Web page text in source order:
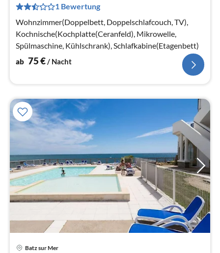
1 Bewertung
Wohnzimmer(Doppelbett, Doppelschlafcouch, TV),
Kochnische(Kochplatte(Ceranfeld), Mikrowelle,
Spülmaschine, Kühlschrank), Schlafkabine(Etagenbett)
ab 75€/ Nacht
Batz sur Mer